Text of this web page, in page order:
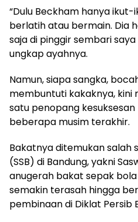
“Dulu Beckham hanya ikut-
berlatih atau bermain. Dia
saja di pinggir sembari
ungkap ayahnya.
Namun, siapa sangka,
membuntuti kakaknya, kini
satu penopang
beberapa musim terakhir.
Bakatnya ditemukan salah
(SSB) di Bandung, yakni
anugerah bakat sepak
semakin terasah hingga
pembinaan di Diklat Persib